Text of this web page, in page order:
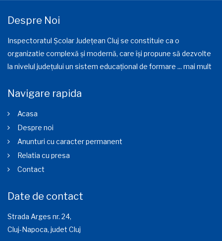
Despre Noi
Inspectoratul Școlar Județean Cluj se constituie ca o
organizatie complexă și modernă, care își propune să dezvolte
la nivelul județului un sistem educațional de formare ... mai mult
Navigare rapida
Acasa
Despre noi
Anunturi cu caracter permanent
Relatia cu presa
Contact
Date de contact
Strada Arges nr. 24,
Cluj-Napoca, judet Cluj